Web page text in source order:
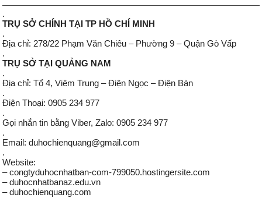
.
TRỤ SỞ CHÍNH TẠI TP HỒ CHÍ MINH
.
Địa chỉ: 278/22 Phạm Văn Chiêu – Phường 9 – Quận Gò Vấp
.
TRỤ SỞ TẠI QUẢNG NAM
.
Địa chỉ: Tổ 4, Viêm Trung – Điện Ngọc – Điện Bàn
.
Điện Thoại: 0905 234 977
.
Gọi nhắn tin bằng Viber, Zalo: 0905 234 977
.
Email: duhochienquang@gmail.com
.
Website:
– congtyduhocnhatban-com-799050.hostingersite.com
– duhocnhatbanaz.edu.vn
– duhochienquang.com